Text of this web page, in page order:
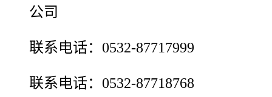
公司
联系电话：0532-87717999
联系电话：0532-87718768